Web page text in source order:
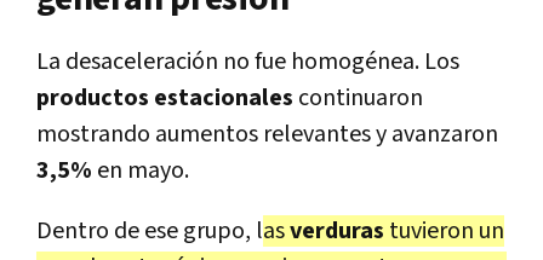
La desaceleración no fue homogénea. Los
productos estacionales continuaron
mostrando aumentos relevantes y avanzaron
3,5% en mayo.
Dentro de ese grupo, lasverduras tuvieron un